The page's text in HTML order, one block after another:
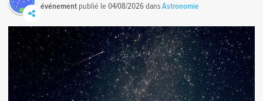
événement publié le04/08/2026dansAstronomie